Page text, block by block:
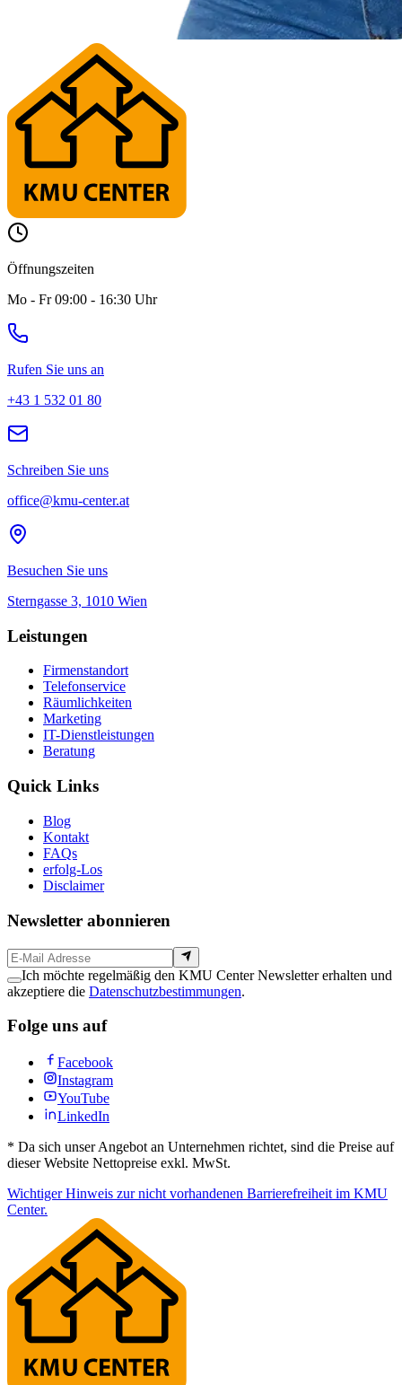
Öffnungszeiten
Mo - Fr 09:00 - 16:30 Uhr
Rufen Sie uns an
+43 1 532 01 80
Schreiben Sie uns
office@kmu-center.at
Besuchen Sie uns
Sterngasse 3, 1010 Wien
Leistungen
Firmenstandort
Telefonservice
Räumlichkeiten
Marketing
IT-Dienstleistungen
Beratung
Quick Links
Blog
Kontakt
FAQs
erfolg-Los
Disclaimer
Newsletter abonnieren
Ich möchte regelmäßig den KMU Center Newsletter erhalten und
akzeptiere die Datenschutzbestimmungen.
Folge uns auf
Facebook
Instagram
YouTube
LinkedIn
* Da sich unser Angebot an Unternehmen richtet, sind die Preise auf
dieser Website Nettopreise exkl. MwSt.
Wichtiger Hinweis zur nicht vorhandenen Barrierefreiheit im KMU
Center.